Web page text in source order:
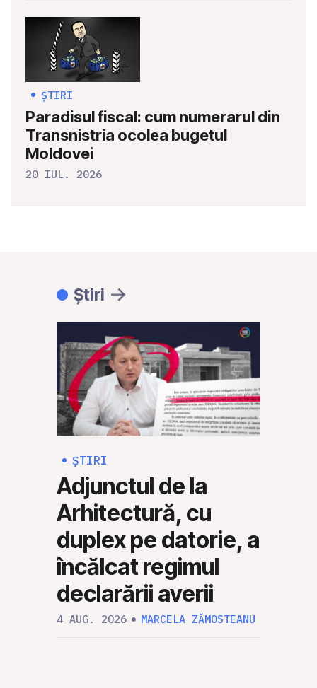
ȘTIRI
Paradisul fiscal: cum numerarul din
Transnistria ocolea bugetul
Moldovei
20 IUL. 2026
Știri
ȘTIRI
Adjunctul de la
Arhitectură, cu
duplex pe datorie, a
încălcat regimul
declarării averii
4 AUG. 2026 MARCELA ZĂMOSTEANU